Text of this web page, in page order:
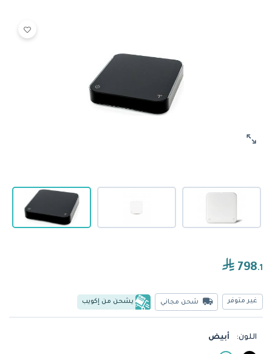
798.1
غير متوفر شحن مجاني يشحن من إكويب
اللون: أبيض